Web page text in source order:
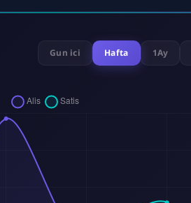
Gun ici Hafta 1Ay